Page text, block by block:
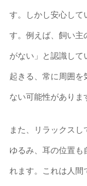
す。しかし安心して
す。例えば、飼い主
がない」と認識し
起きる、常に周囲を
ない可能性がありま
また、リラックス
ゆるみ、耳の位置も
れます。これは人間